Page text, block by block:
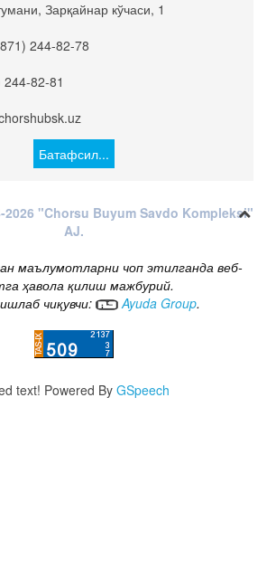
Зарқайнар кўчаси, 1
244-82-78
82-81
Батафсил...
"Chorsu Buyum Savdo Kompleksi"
AJ.
маълумотларни чоп этилганда веб-
ҳавола қилиш мажбурий.
чиқувчи:
Ayuda Group.
text! Powered By GSpeech